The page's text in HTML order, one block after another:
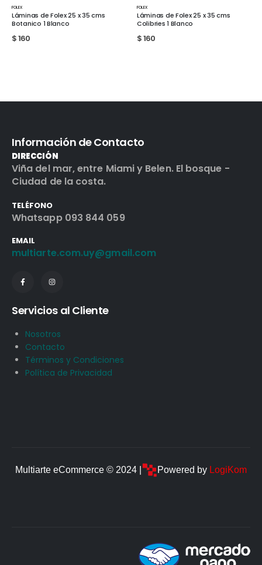
Láminas de Folex 25 x 35 cms
Colibries 1 Blanco
$
Láminas de Folex 25 x 35 cms Farm
2 Blanco
$
Información de Contacto
DIRECCIÓN
Viña del mar, entre Miami y Belen. El bosque -
Ciudad de la costa.
TELÉFONO
Whatsapp 093 844 059
EMAIL
multiarte.com.uy@gmail.com
Servicios al Cliente
Nosotros
Contacto
Términos y Condiciones
Política de Privacidad
Multiarte eCommerce © 2024 | Powered by LogiKom